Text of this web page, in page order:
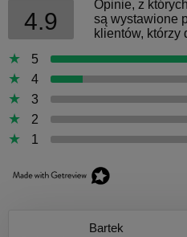
4.9
Opinie, z
są wystawione
klientów, którzy
5
4
3
2
1
Bartek